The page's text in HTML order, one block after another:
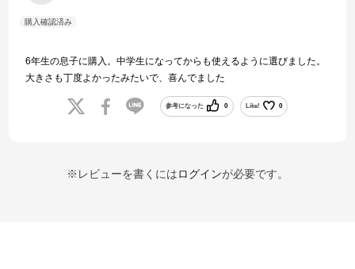
6年生の息子に購入。中学生になってからも使えるように選びました。
大きさも丁度よかったみたいで、喜んでました
参考になった 0 Like! 0
※レビューを書くにはログインが必要です。